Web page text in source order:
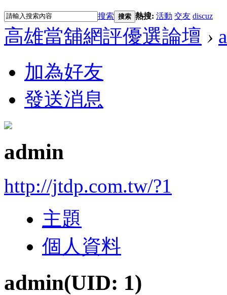
搜索 搜索 熱搜: 活動 交友 discuz
高雄當舖網評優選論壇 ›
加為好友
發送消息
admin
http://jtdp.com.tw/?1
主題
個人資料
admin(UID: 1)